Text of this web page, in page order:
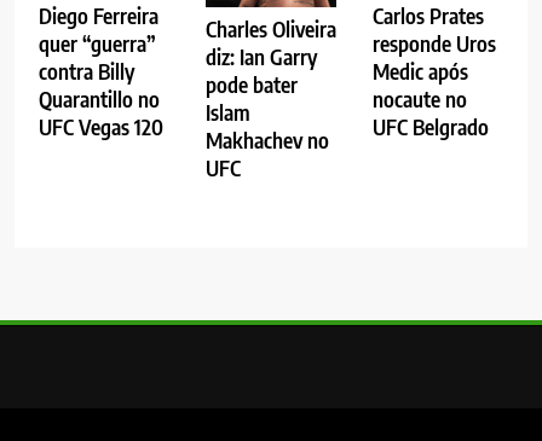
Diego Ferreira
quer “guerra”
contra Billy
Quarantillo no
UFC Vegas 120
Charles Oliveira
diz: Ian Garry
pode bater
Islam
Makhachev no
UFC
Carlos Prates
responde Uros
Medic após
nocaute no
UFC Belgrado